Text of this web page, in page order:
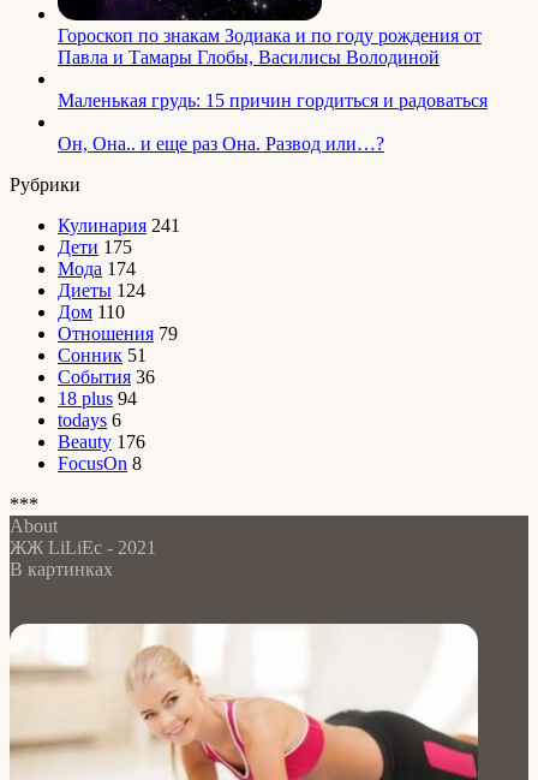
Гороскоп по знакам Зодиака и по году рождения от
Павла и Тамары Глобы, Василисы Володиной
Маленькая грудь: 15 причин гордиться и радоваться
Он, Она.. и еще раз Она. Развод или…?
Рубрики
Кулинария 241
Дети 175
Мода 174
Диеты 124
Дом 110
Отношения 79
Сонник 51
События 36
18 plus 94
todays 6
Beauty 176
FocusOn 8
***
About
ЖЖ LiLiEc - 2021
В картинках